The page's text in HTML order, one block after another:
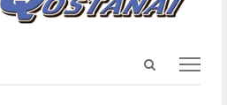
Open